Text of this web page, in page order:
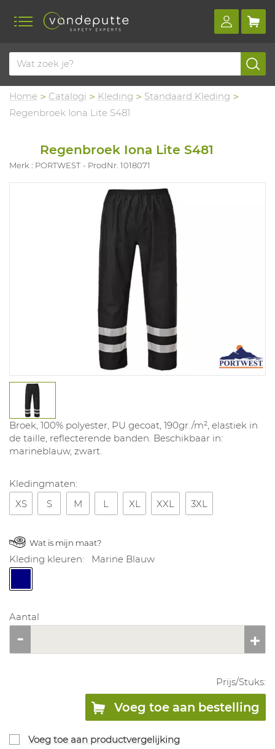
Home Catalogi Kleding
Standaard Kleding
Regenbroek Iona Lite S481
Regenbroek Iona Lite S481
Merk : PORTWEST ProdNr. 1018071
Broek, 100% polyester, PU gecoat, 190gr./m², elastiek in
de taille, reflecterende banden. Beschikbaar in:
marineblauw, zwart.
Kledingmaten:
XS
S M L XL XXL 3XL
Wat is mijn maat?
Kleding kleuren: Marine Blauw
Aantal
Prijs/Stuks:
Voeg toe aan bestelling
Voeg toe aan productvergelijking